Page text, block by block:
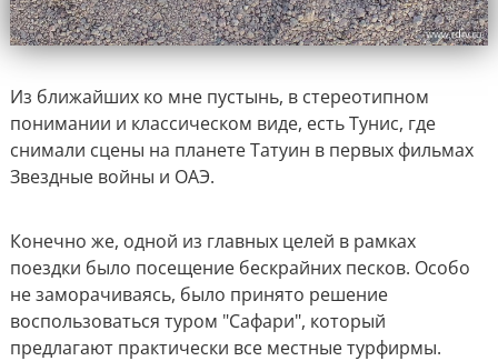
Из ближайших ко мне пустынь, в стереотипном
понимании и классическом виде, есть Тунис, где
снимали сцены на планете Татуин в первых фильмах
Звездные войны и ОАЭ.
Конечно же, одной из главных целей в рамках
поездки было посещение бескрайних песков. Особо
не заморачиваясь, было принято решение
воспользоваться туром "Сафари", который
предлагают практически все местные турфирмы.